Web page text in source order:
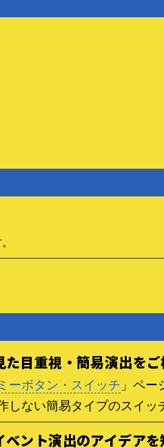
た目重視・簡易演出を
ーボタン・スイッチ 」ペー
しない簡易タイプのスイッ
ベント演出のアイデア